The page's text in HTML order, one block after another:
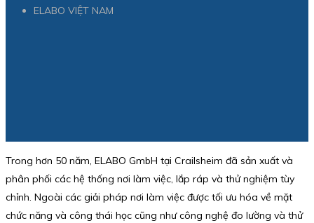
ELABO VIỆT NAM
Trong hơn 50 năm, ELABO GmbH tại Crailsheim đã sản xuất và
phân phối các hệ thống nơi làm việc, lắp ráp và thử nghiệm tùy
chỉnh. Ngoài các giải pháp nơi làm việc được tối ưu hóa về mặt
chức năng và công thái học cũng như công nghệ đo lường và thử